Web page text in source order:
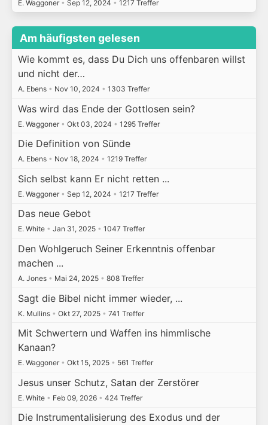
E. Waggoner • Sep 12, 2024 • 1217 Treffer
Am häufigsten gelesen
Wie kommt es, dass Du Dich uns offenbaren willst
und nicht der…
A. Ebens • Nov 10, 2024 • 1303 Treffer
Was wird das Ende der Gottlosen sein?
E. Waggoner • Okt 03, 2024 • 1295 Treffer
Die Definition von Sünde
A. Ebens • Nov 18, 2024 • 1219 Treffer
Sich selbst kann Er nicht retten ...
E. Waggoner • Sep 12, 2024 • 1217 Treffer
Das neue Gebot
E. White • Jan 31, 2025 • 1047 Treffer
Den Wohlgeruch Seiner Erkenntnis offenbar
machen ...
A. Jones • Mai 24, 2025 • 808 Treffer
Sagt die Bibel nicht immer wieder, ...
K. Mullins • Okt 27, 2025 • 741 Treffer
Mit Schwertern und Waffen ins himmlische
Kanaan?
E. Waggoner • Okt 15, 2025 • 561 Treffer
Jesus unser Schutz, Satan der Zerstörer
E. White • Feb 09, 2026 • 424 Treffer
Die Instrumentalisierung des Exodus und der